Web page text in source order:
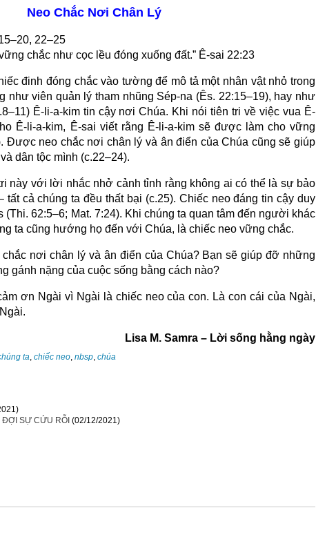
Neo Chắc Nơi Chân Lý
22–25
chắc như cọc lều đóng xuống đất.” Ê-sai 22:23
đinh đóng chắc vào tường để mô tả một nhân vật nhỏ trong
như viên quản lý tham nhũng Sép-na (Ês. 22:15–19), hay như
Ê-li-a-kim tin cậy nơi Chúa. Khi nói tiên tri về việc vua Ê-
Ê-li-a-kim, Ê-sai viết rằng Ê-li-a-kim sẽ được làm cho vững
Được neo chắc nơi chân lý và ân điển của Chúa cũng sẽ giúp
dân tộc mình (c.22–24).
này với lời nhắc nhở cảnh tỉnh rằng không ai có thể là sự bảo
cả chúng ta đều thất bại (c.25). Chiếc neo đáng tin cậy duy
62:5–6; Mat. 7:24). Khi chúng ta quan tâm đến người khác
ta cũng hướng họ đến với Chúa, là chiếc neo vững chắc.
nơi chân lý và ân điển của Chúa? Bạn sẽ giúp đỡ những
gánh nặng của cuộc sống bằng cách nào?
ơn Ngài vì Ngài là chiếc neo của con. Là con cái của Ngài,
Lisa M. Samra – Lời sống hằng ngày
ta, chiếc neo, nbsp, chúa
ĐỢI SỰ CỨU RỖI (02/12/2021)